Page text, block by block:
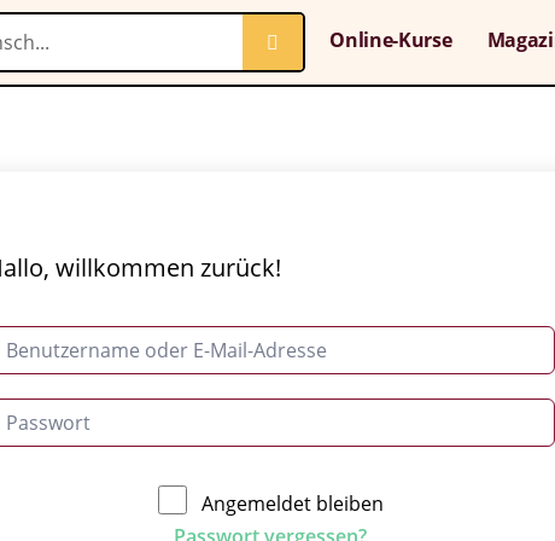
Online-Kurse
willkommen zurück!
Angemeldet bleiben